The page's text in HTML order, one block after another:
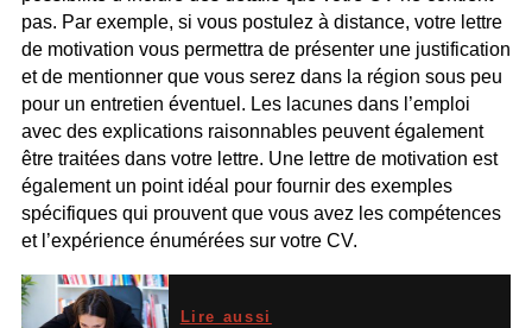
pas. Par exemple, si vous postulez à distance, votre lettre
de motivation vous permettra de présenter une justification
et de mentionner que vous serez dans la région sous peu
pour un entretien éventuel. Les lacunes dans l’emploi
avec des explications raisonnables peuvent également
être traitées dans votre lettre. Une lettre de motivation est
également un point idéal pour fournir des exemples
spécifiques qui prouvent que vous avez les compétences
et l’expérience énumérées sur votre CV.
Lire aussi